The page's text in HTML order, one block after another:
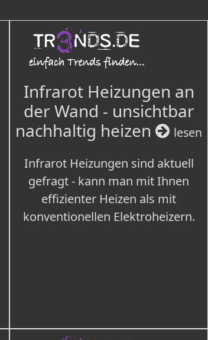
Infrarot Heizungen an
der Wand - unsichtbar
nachhaltig heizen
lesen
Infrarot Heizungen sind aktuell
gefragt - kann man mit Ihnen
effizienter Heizen als mit
konventionellen Elektroheizern.